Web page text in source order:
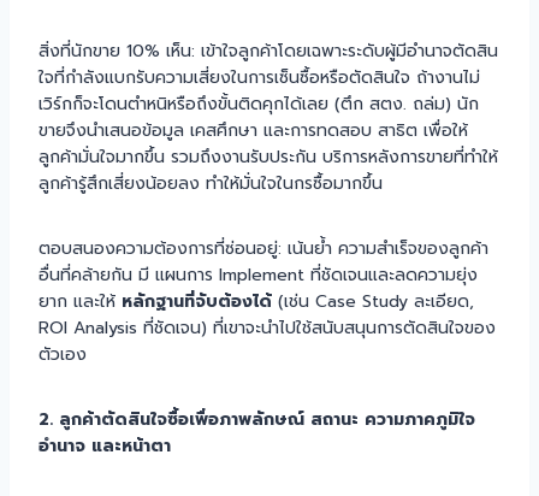
สิ่งที่นักขาย 10% เห็น: เข้าใจลูกค้าโดยเฉพาะระดับผู้มีอำนาจตัดสิน
ใจที่กำลังแบกรับความเสี่ยงในการเซ็นซื้อหรือตัดสินใจ ถ้างานไม่
เวิร์กก็จะโดนตำหนิหรือถึงขั้นติดคุกได้เลย (ตึก สตง. ถล่ม) นัก
ขายจึงนำเสนอข้อมูล เคสศึกษา และการทดสอบ สาธิต เพื่อให้
ลูกค้ามั่นใจมากขึ้น รวมถึงงานรับประกัน บริการหลังการขายที่ทำให้
ลูกค้ารู้สึกเสี่ยงน้อยลง ทำให้มั่นใจในกรซื้อมากขึ้น
ตอบสนองความต้องการที่ซ่อนอยู่: เน้นย้ำ ความสำเร็จของลูกค้า
อื่นที่คล้ายกัน มี แผนการ Implement ที่ชัดเจนและลดความยุ่ง
ยาก และให้ หลักฐานที่จับต้องได้ (เช่น Case Study ละเอียด,
ROI Analysis ที่ชัดเจน) ที่เขาจะนำไปใช้สนับสนุนการตัดสินใจของ
ตัวเอง
2. ลูกค้าตัดสินใจซื้อเพื่อภาพลักษณ์ สถานะ ความภาคภูมิใจ
อำนาจ และหน้าตา